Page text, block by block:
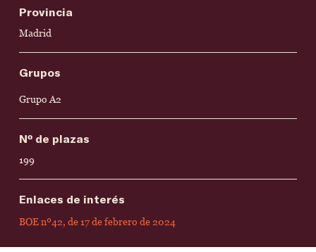
Provincia
Madrid
Grupos
Grupo A2
Nº de plazas
199
Enlaces de interés
BOE nº42, de 17 de febrero de 2024